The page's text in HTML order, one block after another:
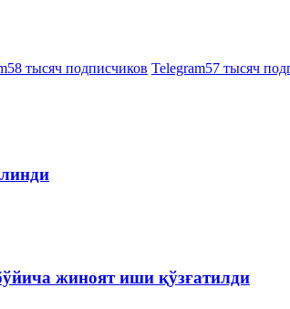
58 тысяч подписчиков Telegram57 тысяч
жиноят иши қўзғатилди